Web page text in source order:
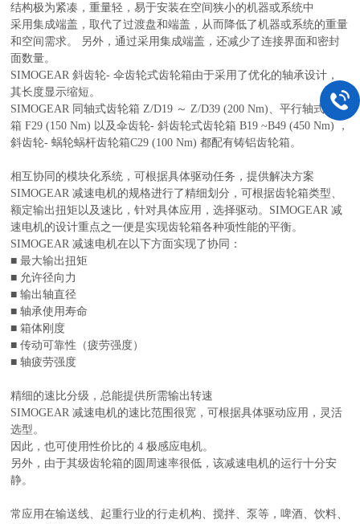
结构极为紧凑，重量轻，易于安装在空间狭小的机器或系统中
采用集成端盖，取代了过渡盘和端盖，从而降低了机器或系统的重量
和空间需求。 另外，通过采用集成端盖，还减少了连接界面和密封
面数量。
SIMOGEAR 斜齿轮- 伞齿轮式齿轮箱由于采用了优化的轴承设计，
其长度显示缩短。
SIMOGEAR 同轴式齿轮箱 Z/D19 ～ Z/D39 (200 Nm)、平行轴式齿轮
箱 F29 (150 Nm) 以及伞齿轮- 斜齿轮式齿轮箱 B19 ~B49 (450 Nm) ，
斜齿轮- 蜗轮蜗杆齿轮箱C29 (100 Nm) 都配有铸铝齿轮箱。
相互协同的模块化系统，可根据具体驱动任务，提供解决方案
SIMOGEAR 减速电机的规格进行了精细划分，可根据齿轮箱类型、
额定输出扭矩以及速比，针对具体应用，选择驱动。SIMOGEAR 减
速电机的设计重点之一便是实现齿轮箱各种项性能的平衡。
SIMOGEAR 减速电机在以下方面实现了协同：
■ 最大输出扭矩
■ 允许径向力
■ 输出轴直径
■ 轴承使用寿命
■ 箱体刚度
■ 传动可靠性（疲劳强度）
■ 轴疲劳强度
精细的速比分级，总能提供所需输出转速
SIMOGEAR 减速电机的速比范围很宽，可根据具体驱动应用，灵活
选型。
因此，也可使用性价比的 4 极感应电机。
另外，由于其级齿轮箱的圆周速率很低，该减速电机的运行十分安
静。
常应用在输送线、起重行业的行走机构、搅拌、泵等，啤酒、饮料、